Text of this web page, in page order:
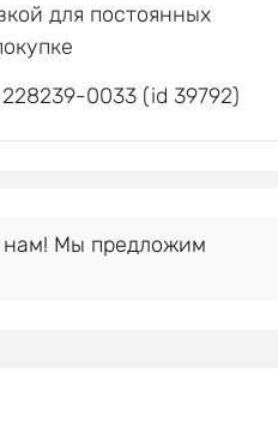
для постоянных
228239-0033 (id 39792)
Мы предложим